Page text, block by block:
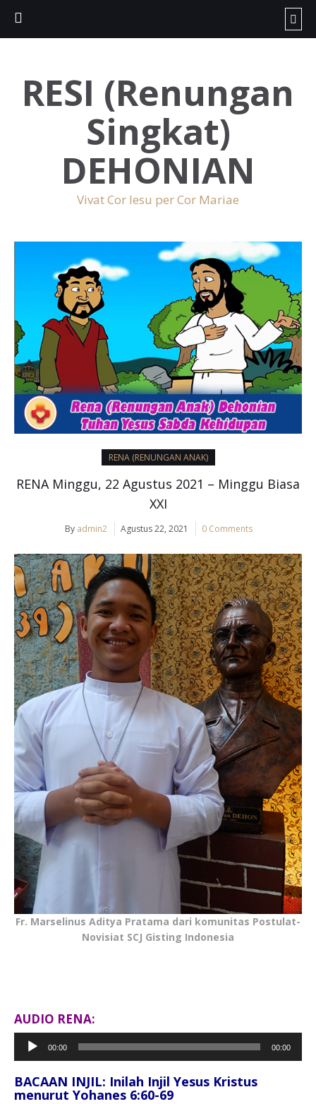
RESI (Renungan
Singkat)
DEHONIAN
Vivat Cor Iesu per Cor Mariae
RENA (RENUNGAN ANAK)
RENA Minggu, 22 Agustus 2021 – Minggu Biasa
XXI
By admin2 Agustus 22, 2021 0 Comments
Fr. Marselinus Aditya Pratama dari komunitas Postulat-
Novisiat SCJ Gisting Indonesia
AUDIO RENA:
Pemutar
Audio
00:00 00:00
BACAAN INJIL: Inilah Injil Yesus Kristus
menurut Yohanes 6:60-69